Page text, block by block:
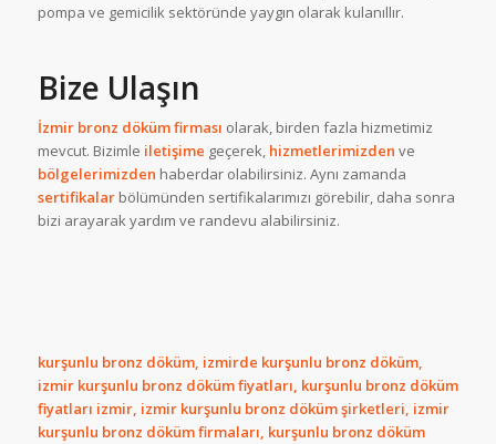
pompa ve gemicilik sektöründe yaygın olarak kulanıllır.
Bize Ulaşın
İzmir bronz döküm firması olarak, birden fazla hizmetimiz
mevcut. Bizimle iletişime geçerek, hizmetlerimizden ve
bölgelerimizden haberdar olabilirsiniz. Aynı zamanda
sertifikalarbölümünden sertifikalarımızı görebilir, daha sonra
bizi arayarak yardım ve randevu alabilirsiniz.
kurşunlu bronz döküm, izmirde kurşunlu bronz döküm,
izmir kurşunlu bronz döküm fiyatları, kurşunlu bronz döküm
fiyatları izmir, izmir kurşunlu bronz döküm şirketleri, izmir
kurşunlu bronz döküm firmaları, kurşunlu bronz döküm